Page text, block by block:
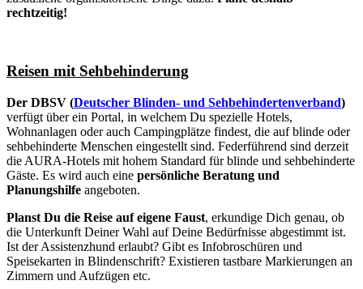
rechtzeitig!
Reisen mit Sehbehinderung
Der DBSV (Deutscher Blinden- und Sehbehindertenverband)
verfügt über ein Portal, in welchem Du spezielle Hotels,
Wohnanlagen oder auch Campingplätze findest, die auf blinde oder
sehbehinderte Menschen eingestellt sind. Federführend sind derzeit
die AURA-Hotels mit hohem Standard für blinde und sehbehinderte
Gäste. Es wird auch eine persönliche Beratung und
Planungshilfe angeboten.
Planst Du die Reise auf eigene Faust, erkundige Dich genau, ob
die Unterkunft Deiner Wahl auf Deine Bedürfnisse abgestimmt ist.
Ist der Assistenzhund erlaubt? Gibt es Infobroschüren und
Speisekarten in Blindenschrift? Existieren tastbare Markierungen an
Zimmern und Aufzügen etc.